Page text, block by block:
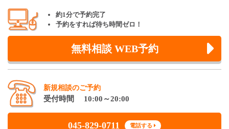
約1分で予約完了
予約をすれば待ち時間ゼロ！
無料相談 WEB予約
新規相談のご予約
受付時間 10:00～20:00
045-829-0711 電話する